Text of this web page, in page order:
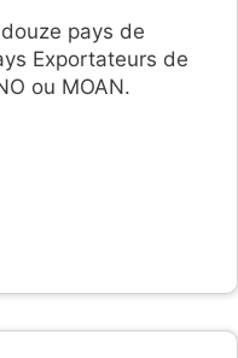
pays de
Exportateurs de
ou MOAN.